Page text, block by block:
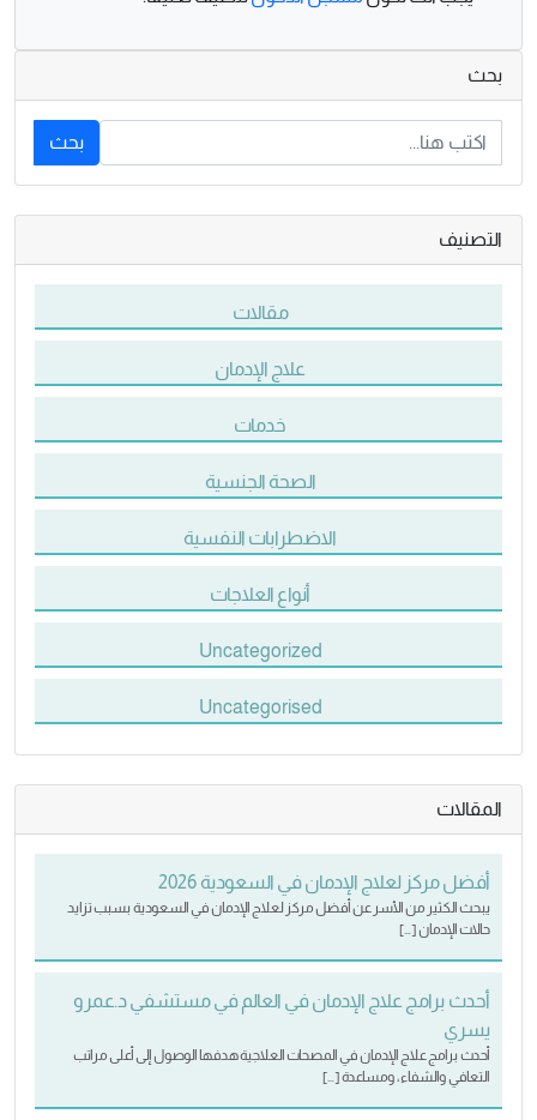
بحث
بحث
التصنيف
مقالات
علاج الإدمان
خدمات
الصحة الجنسية
الاضطرابات النفسية
أنواع العلاجات
Uncategorized
Uncategorised
المقالات
أفضل مركز لعلاج الإدمان في السعودية 2026
يبحث الكثير من الأسر عن أفضل مركز لعلاج الإدمان في السعودية بسبب تزايد
حالات الإدمان […]
أحدث برامج علاج الإدمان في العالم في مستشفي د.عمرو
يسري
أحدث برامج علاج الإدمان في المصحات العلاجية هدفها الوصول إلى أعلى مراتب
التعافي والشفاء، ومساعدة […]